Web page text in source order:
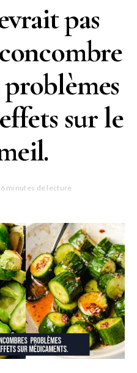
pas
sur le
6 minutes de lecture